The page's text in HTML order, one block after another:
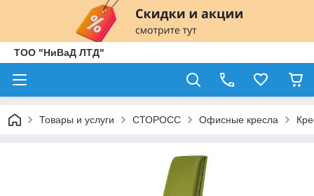
ТОО "НиВаД ЛТД"
Товары и услуги СТОРОСС Офисные кресла